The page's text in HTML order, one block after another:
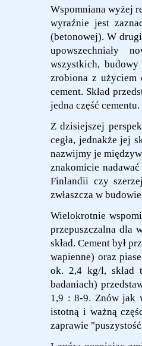
Wspomniana wyżej
wyraźnie jest
(betonowej). W
upowszechniały
wszystkich,
zrobiona z użyciem
cement. Skład
jedna część cementu.
Z dzisiejszej
cegła, jednakże jej
nazwijmy je
znakomicie
Finlandii czy
zwłaszcza w
Wielokrotnie
przepuszczalna dla
skład. Cement był
wapienne) oraz
ok. 2,4 kg/l, skład
badaniach)
1,9 : 8-9. Znów jak
istotną i ważną
zaprawie